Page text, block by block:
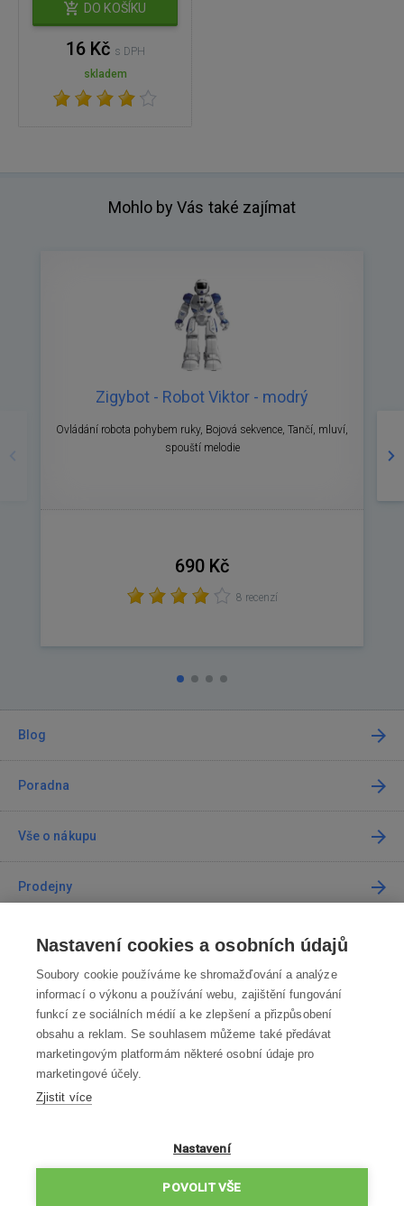
DO KOŠÍKU
16 Kč s DPH
skladem
Mohlo by Vás také zajímat
Zigybot - Robot Viktor - modrý
Ovládání robota pohybem ruky, Bojová sekvence, Tančí, mluví,
spouští melodie
690 Kč
8 recenzí
Blog
Poradna
Vše o nákupu
Prodejny
Kontakt
Kontaktujte nás
info@robotworld.cz
220 770 770 Po-Pá 8:00—16:00
VŠECHNY KONTAKTY
ZÁSADY OCHRANY OSOBNÍCH ÚDAJŮ
Nastavení cookies a osobních údajů
Soubory cookie používáme ke shromažďování a analýze
informací o výkonu a používání webu, zajištění fungování
funkcí ze sociálních médií a ke zlepšení a přizpůsobení
obsahu a reklam. Se souhlasem můžeme také předávat
marketingovým platformám některé osobní údaje pro
marketingové účely.
Zjistit více
Nastavení
POVOLIT VŠE